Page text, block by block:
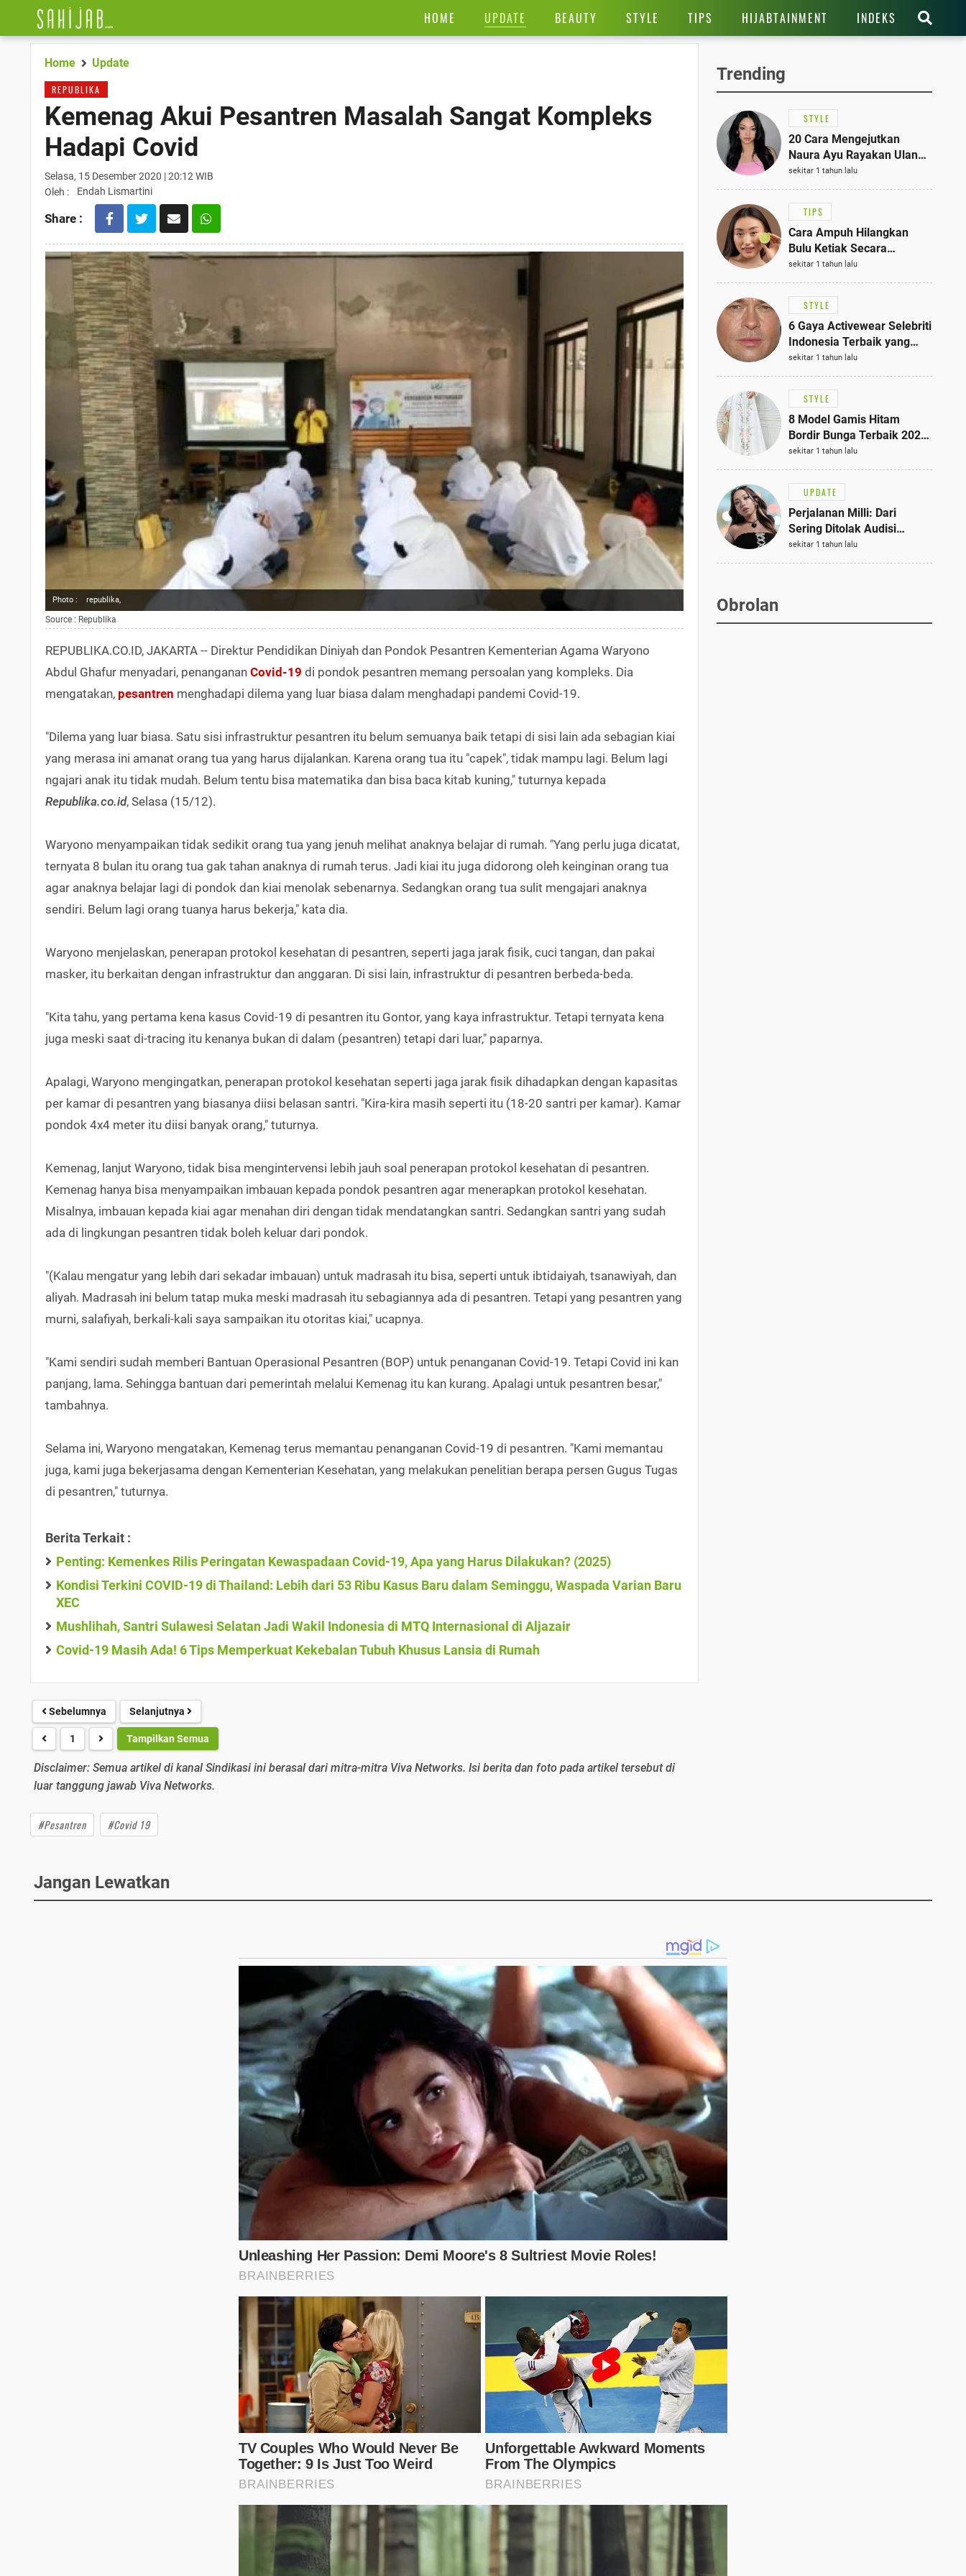
HOME UPDATE BEAUTY STYLE TIPS HIJABTAINMENT INDEKS
Home Update
REPUBLIKA
Kemenag Akui Pesantren Masalah Sangat Kompleks
Hadapi Covid
Selasa, 15 Desember 2020 | 20:12 WIB
Oleh :
Endah Lismartini
Share :
Photo : republika,
Source : Republika
REPUBLIKA.CO.ID, JAKARTA -- Direktur Pendidikan Diniyah dan Pondok Pesantren Kementerian Agama Waryono
Abdul Ghafur menyadari, penanganan Covid-19 di pondok pesantren memang persoalan yang kompleks. Dia
mengatakan, pesantren menghadapi dilema yang luar biasa dalam menghadapi pandemi Covid-19.
"Dilema yang luar biasa. Satu sisi infrastruktur pesantren itu belum semuanya baik tetapi di sisi lain ada sebagian kiai
yang merasa ini amanat orang tua yang harus dijalankan. Karena orang tua itu "capek", tidak mampu lagi. Belum lagi
ngajari anak itu tidak mudah. Belum tentu bisa matematika dan bisa baca kitab kuning," tuturnya kepada
Republika.co.id, Selasa (15/12).
Waryono menyampaikan tidak sedikit orang tua yang jenuh melihat anaknya belajar di rumah. "Yang perlu juga dicatat,
ternyata 8 bulan itu orang tua gak tahan anaknya di rumah terus. Jadi kiai itu juga didorong oleh keinginan orang tua
agar anaknya belajar lagi di pondok dan kiai menolak sebenarnya. Sedangkan orang tua sulit mengajari anaknya
sendiri. Belum lagi orang tuanya harus bekerja," kata dia.
Waryono menjelaskan, penerapan protokol kesehatan di pesantren, seperti jaga jarak fisik, cuci tangan, dan pakai
masker, itu berkaitan dengan infrastruktur dan anggaran. Di sisi lain, infrastruktur di pesantren berbeda-beda.
"Kita tahu, yang pertama kena kasus Covid-19 di pesantren itu Gontor, yang kaya infrastruktur. Tetapi ternyata kena
juga meski saat di-tracing itu kenanya bukan di dalam (pesantren) tetapi dari luar," paparnya.
Apalagi, Waryono mengingatkan, penerapan protokol kesehatan seperti jaga jarak fisik dihadapkan dengan kapasitas
per kamar di pesantren yang biasanya diisi belasan santri. "Kira-kira masih seperti itu (18-20 santri per kamar). Kamar
pondok 4x4 meter itu diisi banyak orang," tuturnya.
Kemenag, lanjut Waryono, tidak bisa mengintervensi lebih jauh soal penerapan protokol kesehatan di pesantren.
Kemenag hanya bisa menyampaikan imbauan kepada pondok pesantren agar menerapkan protokol kesehatan.
Misalnya, imbauan kepada kiai agar menahan diri dengan tidak mendatangkan santri. Sedangkan santri yang sudah
ada di lingkungan pesantren tidak boleh keluar dari pondok.
"(Kalau mengatur yang lebih dari sekadar imbauan) untuk madrasah itu bisa, seperti untuk ibtidaiyah, tsanawiyah, dan
aliyah. Madrasah ini belum tatap muka meski madrasah itu sebagiannya ada di pesantren. Tetapi yang pesantren yang
murni, salafiyah, berkali-kali saya sampaikan itu otoritas kiai," ucapnya.
"Kami sendiri sudah memberi Bantuan Operasional Pesantren (BOP) untuk penanganan Covid-19. Tetapi Covid ini kan
panjang, lama. Sehingga bantuan dari pemerintah melalui Kemenag itu kan kurang. Apalagi untuk pesantren besar,"
tambahnya.
Selama ini, Waryono mengatakan, Kemenag terus memantau penanganan Covid-19 di pesantren. "Kami memantau
juga, kami juga bekerjasama dengan Kementerian Kesehatan, yang melakukan penelitian berapa persen Gugus Tugas
di pesantren," tuturnya.
Berita Terkait :
Penting: Kemenkes Rilis Peringatan Kewaspadaan Covid-19, Apa yang Harus Dilakukan? (2025)
Kondisi Terkini COVID-19 di Thailand: Lebih dari 53 Ribu Kasus Baru dalam Seminggu, Waspada Varian Baru
XEC
Mushlihah, Santri Sulawesi Selatan Jadi Wakil Indonesia di MTQ Internasional di Aljazair
Covid-19 Masih Ada! 6 Tips Memperkuat Kekebalan Tubuh Khusus Lansia di Rumah
Sebelumnya Selanjutnya
1 Tampilkan Semua
Disclaimer: Semua artikel di kanal Sindikasi ini berasal dari mitra-mitra Viva Networks. Isi berita dan foto pada artikel tersebut di
luar tanggung jawab Viva Networks.
#Pesantren #Covid 19
Trending
STYLE
20 Cara Mengejutkan
Naura Ayu Rayakan Ulang
Tahun di Panti Asuhan,
Terlihat Anggun dengan
Kaftan Cokelat
sekitar 1 tahun lalu
TIPS
Cara Ampuh Hilangkan
Bulu Ketiak Secara
Permanen dalam 5
Langkah Sederhana
sekitar 1 tahun lalu
STYLE
6 Gaya Activewear Selebriti
Indonesia Terbaik yang
Bisa Jadi Inspirasi
Fashionmu
sekitar 1 tahun lalu
STYLE
8 Model Gamis Hitam
Bordir Bunga Terbaik 2025,
Stylish untuk Hangout
hingga Acara Semi-Formal
sekitar 1 tahun lalu
UPDATE
Perjalanan Milli: Dari
Sering Ditolak Audisi
hingga Menjadi Rapper Top
10 Thailand
sekitar 1 tahun lalu
Obrolan
Jangan Lewatkan